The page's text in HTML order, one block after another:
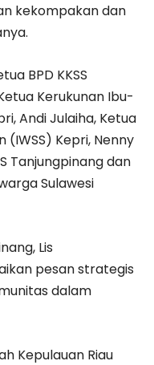
kekompakan dan
BPD KKSS
Kerukunan Ibu-
Andi Julaiha, Ketua
(IWSS) Kepri, Nenny
Tanjungpinang dan
Sulawesi
Lis
pesan strategis
dalam
Kepulauan Riau